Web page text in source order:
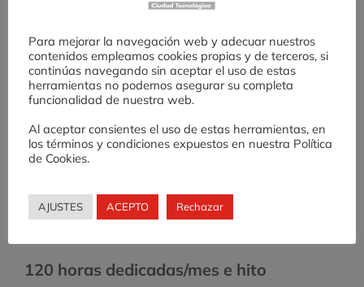
Trabajo en equipo con otros
emprendedores/as y empresas.
Becas:
Cada proyecto podrá contar con una beca
mensual por la dedicación y el trabajo
realizado en el proyecto por la persona
emprendedora participante.
120 horas dedicadas/mes e hito
Para mejorar la navegación web y adecuar nuestros
contenidos empleamos cookies propias y de terceros, si
continúas navegando sin aceptar el uso de estas
herramientas no podemos asegurar su completa
funcionalidad de nuestra web.
Al aceptar consientes el uso de estas herramientas, en
los términos y condiciones expuestos en nuestra Política
de Cookies.
AJUSTES ACEPTO Rechazar